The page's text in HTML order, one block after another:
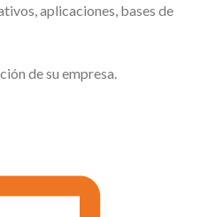
aplicaciones, bases de
de su empresa.